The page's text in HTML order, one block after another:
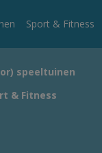
Sport & Fitness
speeltuinen
& Fitness